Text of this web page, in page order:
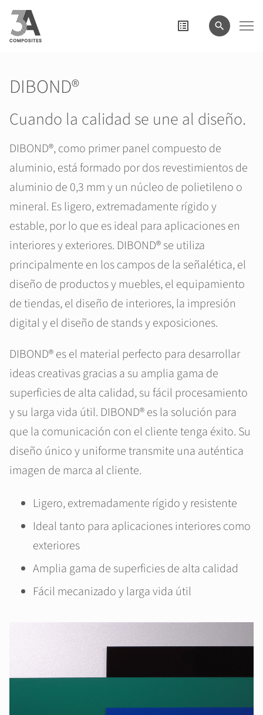
el
término
de
DIBOND®
Cuando la calidad se une al diseño.
DIBOND®, como primer panel compuesto de
aluminio, está formado por dos revestimientos de
aluminio de 0,3 mm y un núcleo de polietileno o
mineral. Es ligero, extremadamente rígido y
estable, por lo que es ideal para aplicaciones en
interiores y exteriores. DIBOND® se utiliza
principalmente en los campos de la señalética, el
diseño de productos y muebles, el equipamiento
de tiendas, el diseño de interiores, la impresión
digital y el diseño de stands y exposiciones.
DIBOND® es el material perfecto para desarrollar
ideas creativas gracias a su amplia gama de
superficies de alta calidad, su fácil procesamiento
y su larga vida útil. DIBOND® es la solución para
que la comunicación con el cliente tenga éxito. Su
diseño único y uniforme transmite una auténtica
imagen de marca al cliente.
Ligero, extremadamente rígido y resistente
Ideal tanto para aplicaciones interiores como
exteriores
Amplia gama de superficies de alta calidad
Fácil mecanizado y larga vida útil